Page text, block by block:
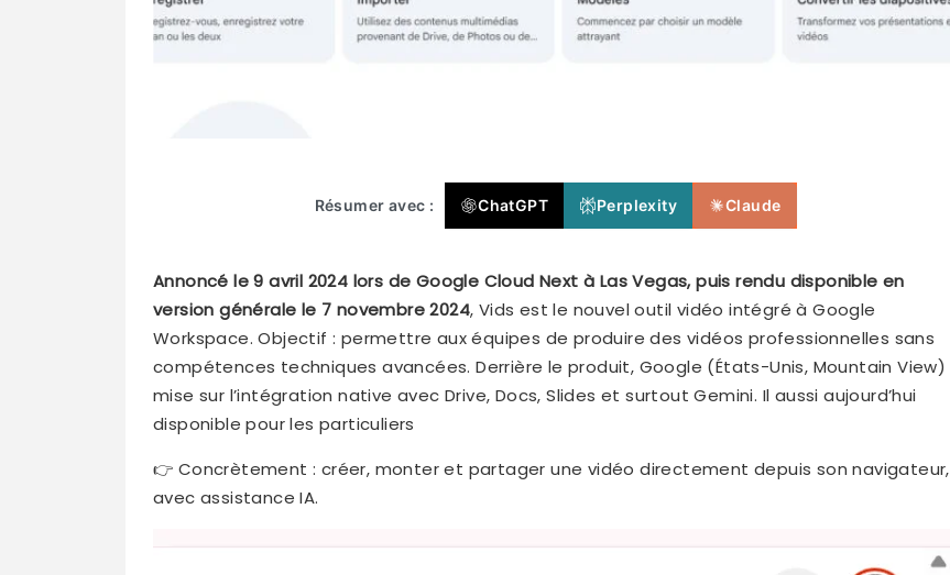
Résumer avec : ChatGPT Perplexity Claude
Annoncé le 9 avril 2024 lors de Google Cloud Next à Las Vegas, puis rendu disponible en
version générale le 7 novembre 2024, Vids est le nouvel outil vidéo intégré à Google
Workspace. Objectif : permettre aux équipes de produire des vidéos professionnelles sans
compétences techniques avancées. Derrière le produit, Google (États-Unis, Mountain View)
mise sur l’intégration native avec Drive, Docs, Slides et surtout Gemini. Il aussi aujourd’hui
disponible pour les particuliers
👉 Concrètement : créer, monter et partager une vidéo directement depuis son navigateur,
avec assistance IA.